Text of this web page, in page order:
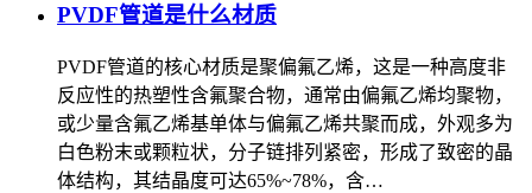
PVDF管道是什么材质
PVDF管道的核心材质是聚偏氟乙烯，这是一种高度非
反应性的热塑性含氟聚合物，通常由偏氟乙烯均聚物，
或少量含氟乙烯基单体与偏氟乙烯共聚而成，外观多为
白色粉末或颗粒状，分子链排列紧密，形成了致密的晶
体结构，其结晶度可达65%~78%，含…